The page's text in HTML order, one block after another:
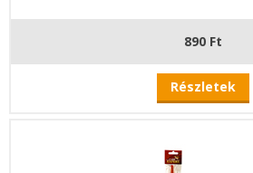
890 Ft
Részletek